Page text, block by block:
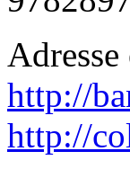
http://
http://